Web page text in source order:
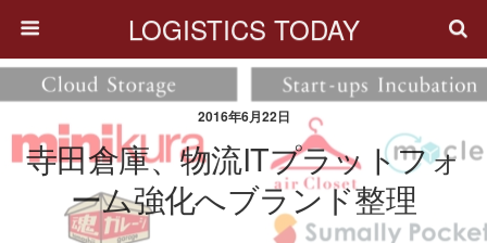
LOGISTICS TODAY
2016年6月22日
寺田倉庫、物流ITプラットフォ
ーム強化へブランド整理